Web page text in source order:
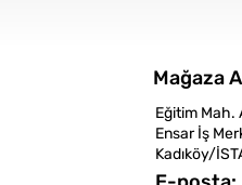
Mağaza
Eğitim Mah.
Ensar İş
Kadıköy/